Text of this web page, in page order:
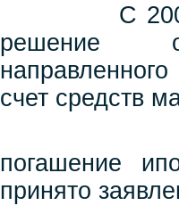
С
решение
счет средств
погашение
принято